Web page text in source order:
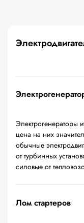
цена на них
обычные
от турбинных
силовые от
Лом стартеров